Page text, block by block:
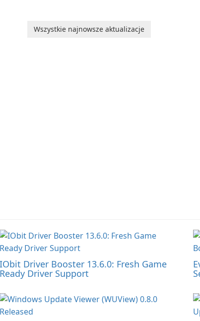
game is where it all
to quickly and easily
Wszystkie najnowsze aktualizacje
IObit Driver Booster 13.6.0: Fresh Game
Ready Driver Support